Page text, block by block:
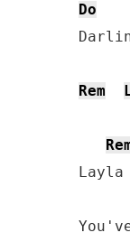
Do
Rem
Layla